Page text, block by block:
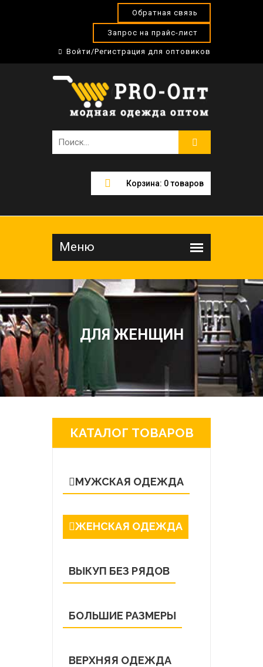
Обратная связь
Запрос на прайс-лист
Войти/Регистрация для оптовиков
Корзина: 0товаров
ДЛЯ ЖЕНЩИН
КАТАЛОГ ТОВАРОВ
МУЖСКАЯ ОДЕЖДА
ЖЕНСКАЯ ОДЕЖДА
ВЫКУП БЕЗ РЯДОВ
БОЛЬШИЕ РАЗМЕРЫ
ВЕРХНЯЯ ОДЕЖДА